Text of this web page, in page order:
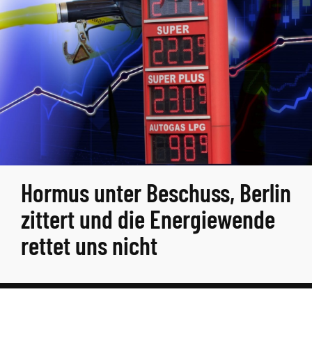
Hormus unter Beschuss, Berlin
zittert und die Energiewende
rettet uns nicht